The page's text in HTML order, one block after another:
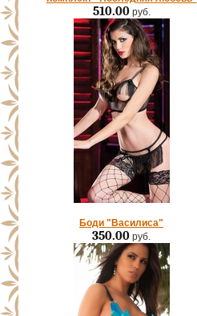
510.00руб.
Боди "Василиса"
350.00 руб.